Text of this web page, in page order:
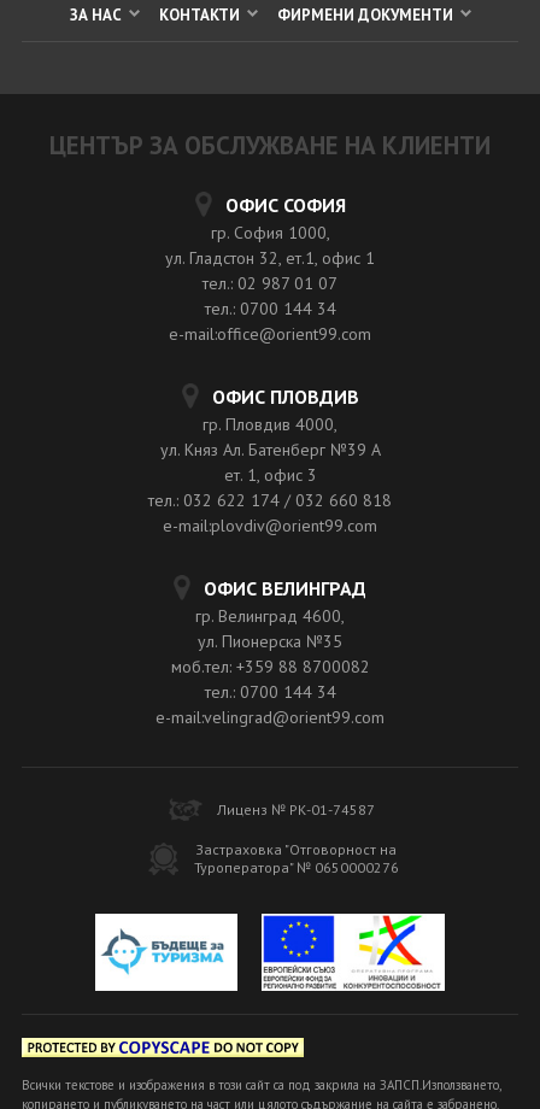
ЗА НАС КОНТАКТИ ФИРМЕНИ ДОКУМЕНТИ
ЦЕНТЪР ЗА ОБСЛУЖВАНЕ НА КЛИЕНТИ
ОФИС СОФИЯ
гр. София 1000,
ул. Гладстон 32, ет.1, офис 1
тел.: 02 987 01 07
тел.: 0700 144 34
e-mail:office@orient99.com
ОФИС ПЛОВДИВ
гр. Пловдив 4000,
ул. Княз Ал. Батенберг №39 A
ет. 1, офис 3
тел.: 032 622 174 / 032 660 818
e-mail:plovdiv@orient99.com
ОФИС ВЕЛИНГРАД
гр. Велинград 4600,
ул. Пионерска №35
моб.тел: +359 88 8700082
тел.: 0700 144 34
e-mail:velingrad@orient99.com
Лиценз № РК-01-74587
Застраховка "Отговорност на
Туроператора" № 0650000276
Всички текстове и изображения в този сайт са под закрила на ЗАПСП.Използването,
копирането и публикуването на част или цялото съдържание на сайта е забранено.